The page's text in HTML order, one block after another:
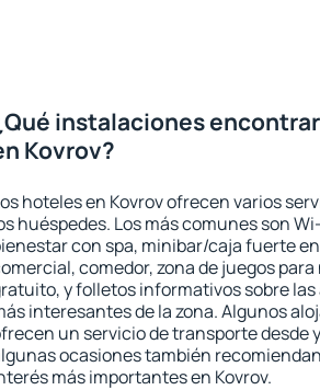
instalaciones
Kovrov?
hoteles en Kovrov ofrecen varios
huéspedes. Los más comunes son
con spa, minibar/caja fuerte
comedor, zona de juegos
y folletos informativos sobre
interesantes de la zona. Algunos
un servicio de transporte desde
ocasiones también
más importantes en Kovrov.